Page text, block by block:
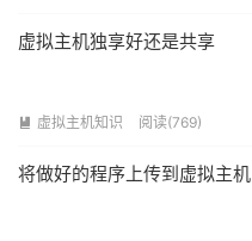
虚拟主机独享好还是共享
 虚拟主机知识 阅读(769)
将做好的程序上传到虚拟主机